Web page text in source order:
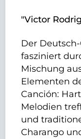
"Victor
Der
fasziniert
Mischung
Elementen
Canción:
Melodien
und
Charango